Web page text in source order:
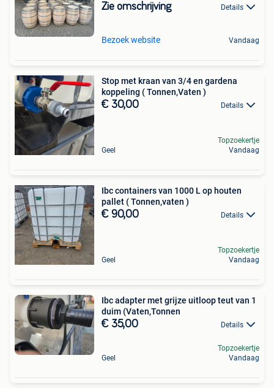
Zie omschrijving Details
Bezoek website Vandaag
Stop met kraan van 3/4 en gardena
koppeling ( Tonnen,Vaten )
€ 30,00 Details
Geel
Topzoekertje
Vandaag
Ibc containers van 1000 L op houten
pallet ( Tonnen,vaten )
€ 90,00 Details
Geel
Topzoekertje
Vandaag
Ibc adapter met grijze uitloop teut van 1
duim (Vaten,Tonnen
€ 35,00 Details
Geel
Topzoekertje
Vandaag